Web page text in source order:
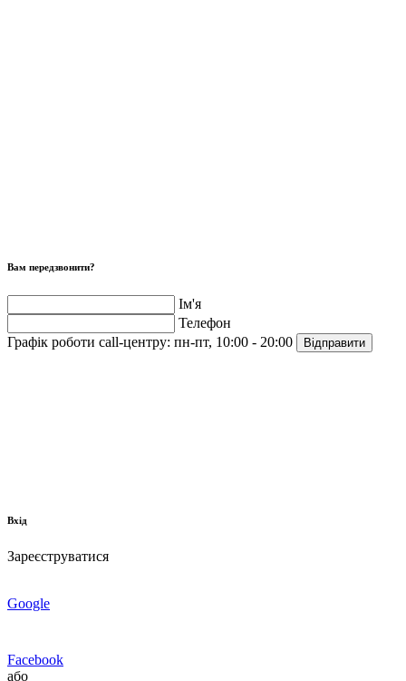
Вам передзвонити?
Ім'я
Телефон
Графік роботи call-центру: пн-пт, 10:00 - 20:00 Відправити
Вхід
Зареєструватися
Google
Facebook
або